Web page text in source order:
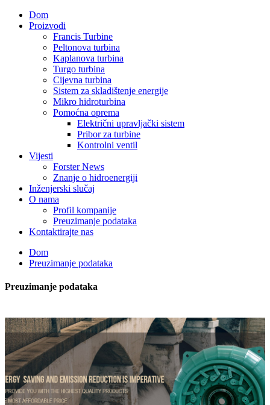
Dom
Proizvodi
Francis Turbine
Peltonova turbina
Kaplanova turbina
Turgo turbina
Cijevna turbina
Sistem za skladištenje energije
Mikro hidroturbina
Pomoćna oprema
Električni upravljački sistem
Pribor za turbine
Kontrolni ventil
Vijesti
Forster News
Znanje o hidroenergiji
Inženjerski slučaj
O nama
Profil kompanije
Preuzimanje podataka
Kontaktirajte nas
Dom
Preuzimanje podataka
Preuzimanje podataka